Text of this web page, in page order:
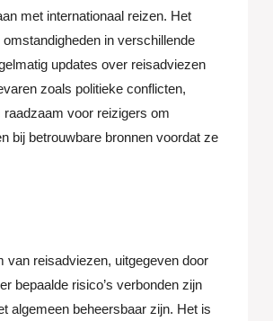
met internationaal reizen. Het
in verschillende
updates over reisadviezen
zoals politieke conflicten,
raadzaam voor reizigers om
bij betrouwbare bronnen voordat ze
van reisadviezen, uitgegeven door
bepaalde risico’s verbonden zijn
algemeen beheersbaar zijn. Het is